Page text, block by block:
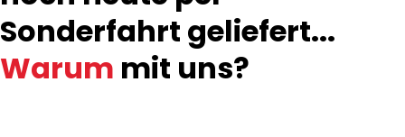
Sonderfahrt geliefert...
Warum mit uns?